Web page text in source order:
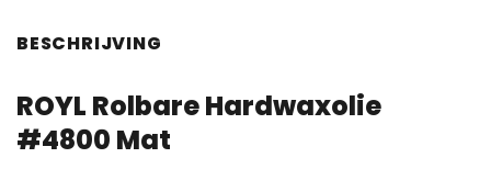
BESCHRIJVING
ROYL Rolbare Hardwaxolie
#4800 Mat